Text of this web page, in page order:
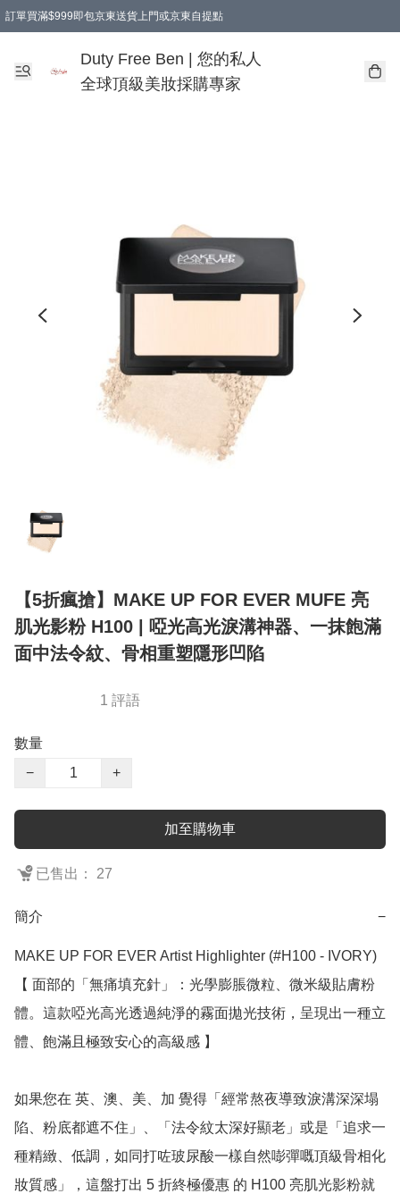
訂單買滿$999即包京東送貨上門或京東自提點
Duty Free Ben | 您的私人
全球頂級美妝採購專家
【5折瘋搶】MAKE UP FOR EVER MUFE 亮
肌光影粉 H100 | 啞光高光淚溝神器、一抹飽滿
面中法令紋、骨相重塑隱形凹陷
1 評語
數量
−
+
加至購物車
已售出： 27
簡介 −
MAKE UP FOR EVER Artist Highlighter (#H100 - IVORY)
【 面部的「無痛填充針」：光學膨脹微粒、微米級貼膚粉
體。這款啞光高光透過純淨的霧面拋光技術，呈現出一種立
體、飽滿且極致安心的高級感 】
如果您在 英、澳、美、加 覺得「經常熬夜導致淚溝深深塌
陷、粉底都遮不住」、「法令紋太深好顯老」或是「追求一
種精緻、低調，如同打咗玻尿酸一樣自然嘭彈嘅頂級骨相化
妝質感」，這盤打出 5 折終極優惠 的 H100 亮肌光影粉就